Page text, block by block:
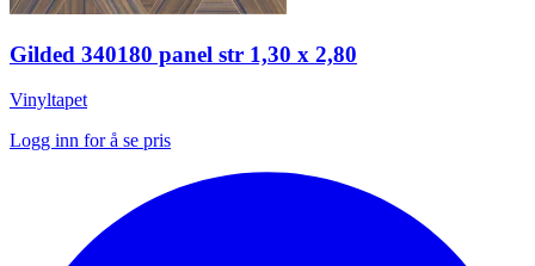
Gilded 340180 panel str 1,30 x 2,80
Vinyltapet
Logg inn for å se pris